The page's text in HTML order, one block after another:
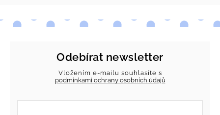
Odebírat newsletter
Vložením e-mailu souhlasíte s
podmínkami ochrany osobních údajů